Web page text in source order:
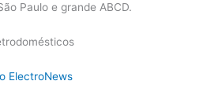
Paulo e grande ABCD.
ElectroNews